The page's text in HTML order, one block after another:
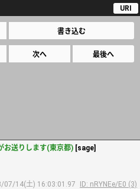
URI
書き込む
次へ 最後へ
お送りします(東京都) [sage]
07/14(土) 16:03:01.97
ID: nRYNEe/E0 (3)